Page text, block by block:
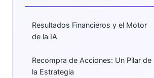
Resultados Financieros y el Motor
de la IA
Recompra de Acciones: Un Pilar de
la Estrategia